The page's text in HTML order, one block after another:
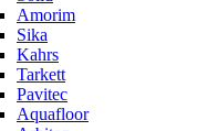
Amorim
Sika
Kahrs
Tarkett
Pavitec
Aquafloor